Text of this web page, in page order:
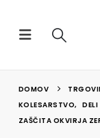
DOMOV
KOLESARSTVO,
ZAŠČITA OKVIRJA